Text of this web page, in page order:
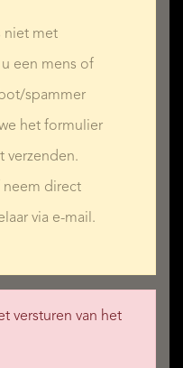
niet met
een mens of
spammer
het formulier
verzenden.
neem direct
via e-mail.
versturen van het